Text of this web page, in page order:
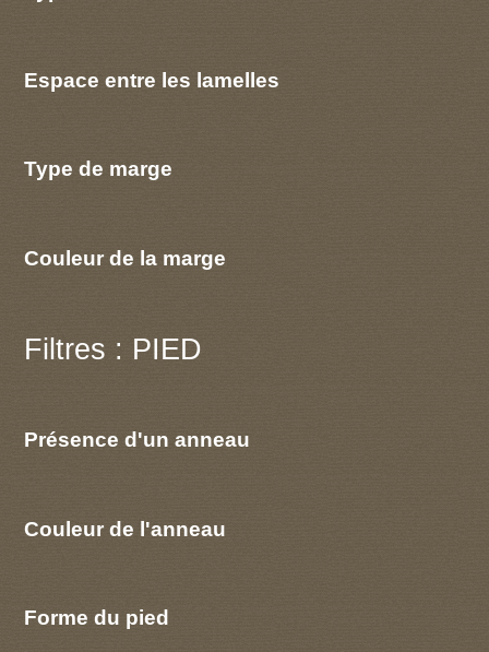
Espace entre les lamelles
Type de marge
Couleur de la marge
Filtres : PIED
Présence d'un anneau
Couleur de l'anneau
Forme du pied